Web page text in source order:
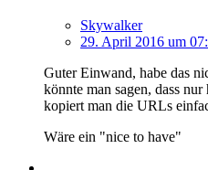
Skywalker
29. April 2016 um
Guter Einwand, habe das
könnte man sagen, dass
kopiert man die URLs
Wäre ein "nice to have"